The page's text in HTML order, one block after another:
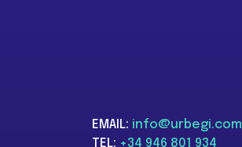
EMAIL: info@urbegi.com
TEL: +34 946 801 934